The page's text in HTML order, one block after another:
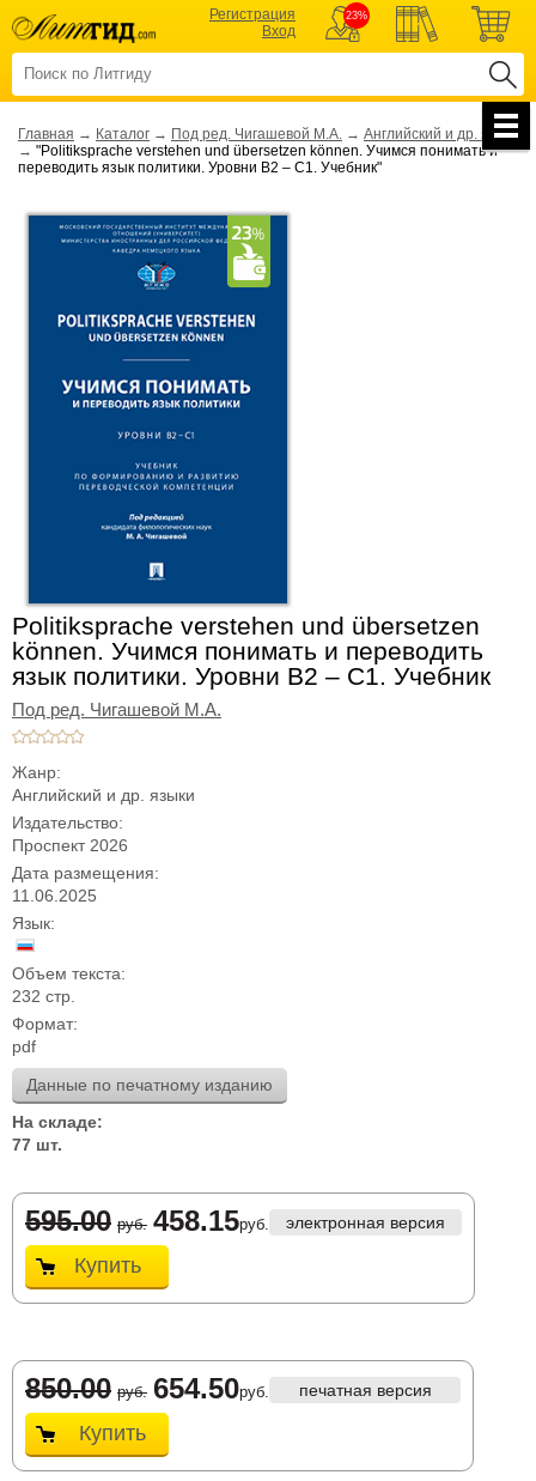
Регистрация
Вход
23%
Главная → Каталог → Под ред. Чигашевой М.А. → Английский и др. языки
→ "Politiksprache verstehen und übersetzen können. Учимся понимать и
переводить язык политики. Уровни В2 – С1. Учебник"
Politiksprache verstehen und übersetzen
können. Учимся понимать и переводить
язык политики. Уровни В2 – С1. Учебник
Под ред. Чигашевой М.А.
Жанр:
Английский и др. языки
Издательство:
Проспект 2026
Дата размещения:
11.06.2025
Язык:
Объем текста:
232 стр.
Формат:
pdf
Данные по печатному изданию
На складе:
77 шт.
595.00 руб. 458.15руб. электронная версия
Купить
850.00 руб. 654.50руб. печатная версия
Купить